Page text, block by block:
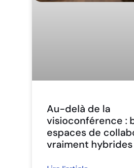
Au-delà de la
visioconférence :
espaces de
vraiment hybrides